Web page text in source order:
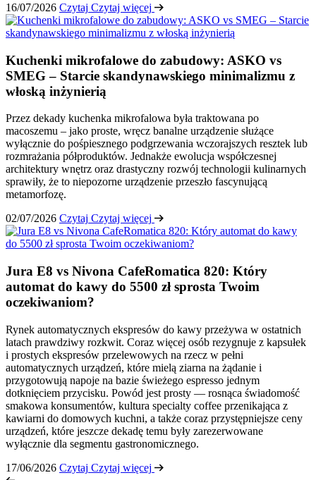
16/07/2026 Czytaj Czytaj więcej
Kuchenki mikrofalowe do zabudowy: ASKO vs
SMEG – Starcie skandynawskiego minimalizmu z
włoską inżynierią
Przez dekady kuchenka mikrofalowa była traktowana po
macoszemu – jako proste, wręcz banalne urządzenie służące
wyłącznie do pośpiesznego podgrzewania wczorajszych resztek lub
rozmrażania półproduktów. Jednakże ewolucja współczesnej
architektury wnętrz oraz drastyczny rozwój technologii kulinarnych
sprawiły, że to niepozorne urządzenie przeszło fascynującą
metamorfozę.
02/07/2026 Czytaj Czytaj więcej
Jura E8 vs Nivona CafeRomatica 820: Który
automat do kawy do 5500 zł sprosta Twoim
oczekiwaniom?
Rynek automatycznych ekspresów do kawy przeżywa w ostatnich
latach prawdziwy rozkwit. Coraz więcej osób rezygnuje z kapsułek
i prostych ekspresów przelewowych na rzecz w pełni
automatycznych urządzeń, które mielą ziarna na żądanie i
przygotowują napoje na bazie świeżego espresso jednym
dotknięciem przycisku. Powód jest prosty — rosnąca świadomość
smakowa konsumentów, kultura specialty coffee przenikająca z
kawiarni do domowych kuchni, a także coraz przystępniejsze ceny
urządzeń, które jeszcze dekadę temu były zarezerwowane
wyłącznie dla segmentu gastronomicznego.
17/06/2026 Czytaj Czytaj więcej